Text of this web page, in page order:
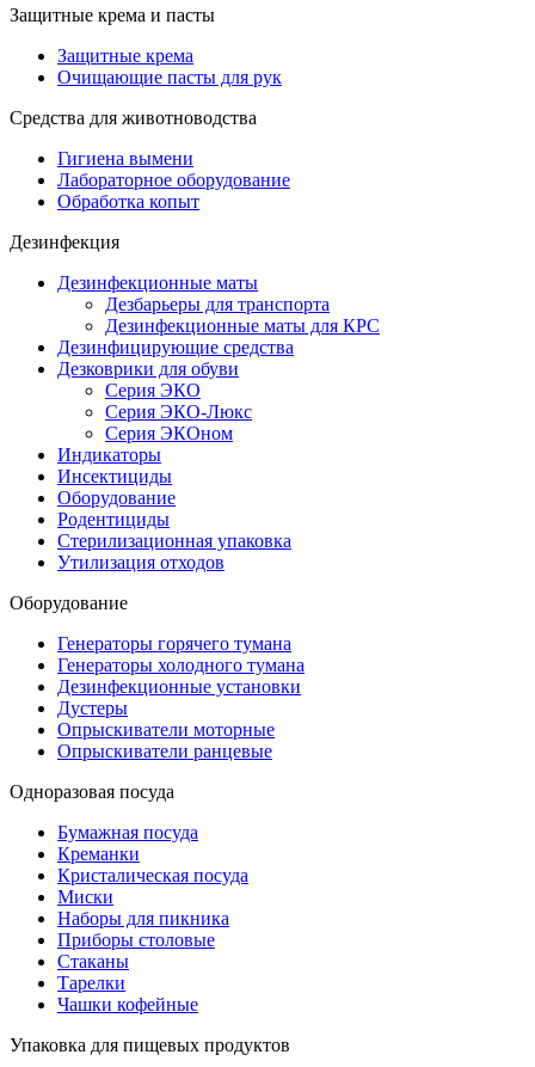
Защитные крема и пасты
Защитные крема
Очищающие пасты для рук
Средства для животноводства
Гигиена вымени
Лабораторное оборудование
Обработка копыт
Дезинфекция
Дезинфекционные маты
Дезбарьеры для транспорта
Дезинфекционные маты для КРС
Дезинфицирующие средства
Дезковрики для обуви
Серия ЭКО
Серия ЭКО-Люкс
Серия ЭКОном
Индикаторы
Инсектициды
Оборудование
Родентициды
Стерилизационная упаковка
Утилизация отходов
Оборудование
Генераторы горячего тумана
Генераторы холодного тумана
Дезинфекционные установки
Дустеры
Опрыскиватели моторные
Опрыскиватели ранцевые
Одноразовая посуда
Бумажная посуда
Креманки
Кристалическая посуда
Миски
Наборы для пикника
Приборы столовые
Стаканы
Тарелки
Чашки кофейные
Упаковка для пищевых продуктов